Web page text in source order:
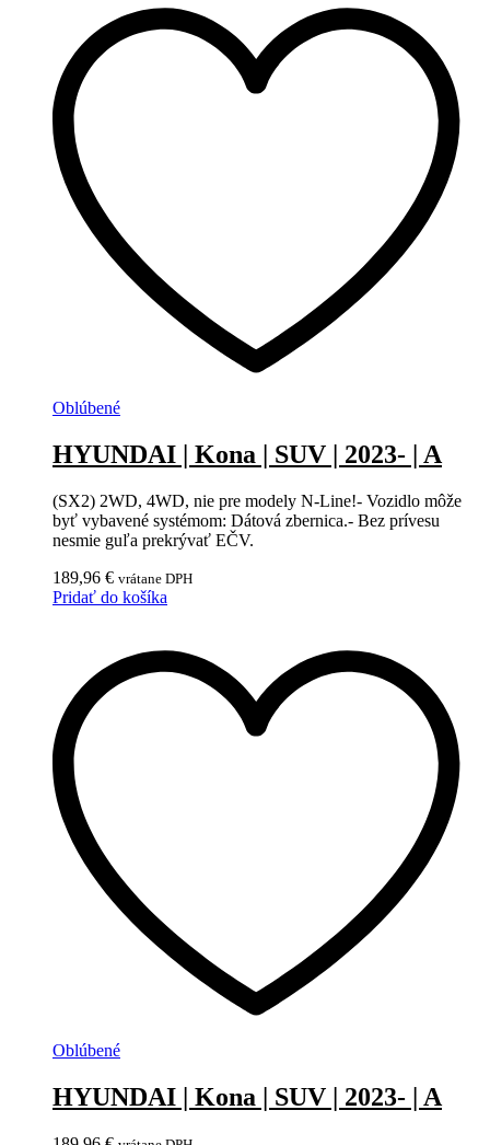
Oblúbené
HYUNDAI | Kona | SUV | 2023- | A
(SX2) 2WD, 4WD, nie pre modely N-Line!- Vozidlo môže
byť vybavené systémom: Dátová zbernica.- Bez prívesu
nesmie guľa prekrývať EČV.
189,96 € vrátane DPH
Pridať do košíka
Oblúbené
HYUNDAI | Kona | SUV | 2023- | A